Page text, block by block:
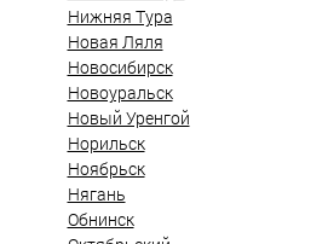
Нижняя Тура
Новая Ляля
Новосибирск
Новоуральск
Новый Уренгой
Норильск
Ноябрьск
Нягань
Обнинск